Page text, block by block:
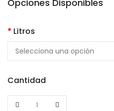
Opciones Disponibles
Litros
Cantidad